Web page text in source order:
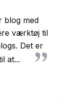
blog med
værktøj til
Det er
at...